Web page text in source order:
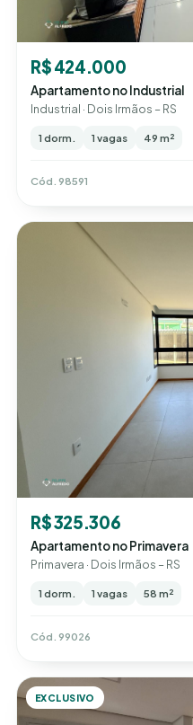
R$ 424.000
Apartamento no Industrial
Industrial · Dois Irmãos – RS
1 dorm. 1 vagas 49 m²
Cód. 98591
R$ 325.306
Apartamento no Primavera
Primavera · Dois Irmãos – RS
1 dorm. 1 vagas 58 m²
Cód. 99026
EXCLUSIVO